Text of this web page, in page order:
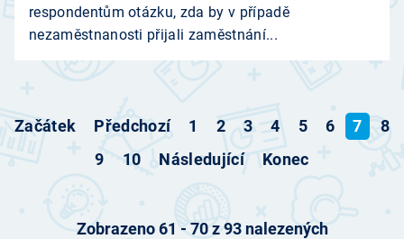
respondentům otázku, zda by v případě
nezaměstnanosti přijali zaměstnání...
Začátek Předchozí 1 2 3 4 5 6 7
8
9
10 Následující Konec
Zobrazeno61 - 70z93nalezených